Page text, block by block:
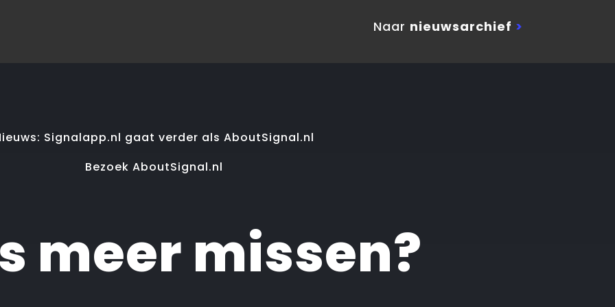
Naar nieuwsarchief >
Signalapp.nl gaat verder als AboutSignal.nl
Bezoek AboutSignal.nl
meer missen?